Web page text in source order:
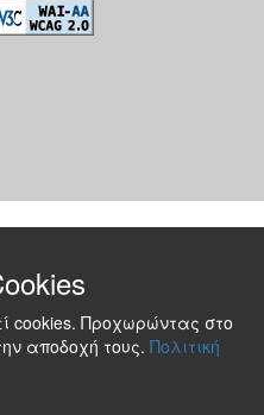
cookies. Προχωρώντας στο
αποδοχή τους. Πολιτική